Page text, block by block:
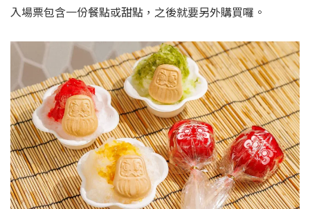
入場票包含一份餐點或甜點，之後就要另外購買囉。